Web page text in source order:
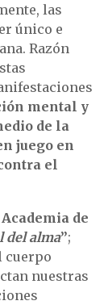
las
único e
Razón
mental y
de la
juego en
el
de
del alma”;
cuerpo
nuestras